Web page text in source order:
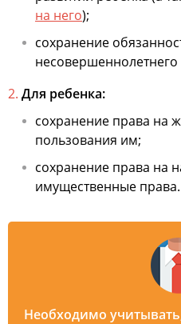
на него);
сохранение
несовершеннолетнего
Для ребенка:
сохранение права на
пользования им;
сохранение права на
имущественные права.
Необходимо